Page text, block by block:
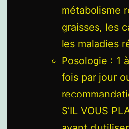
métabolisme
graisses, les
les maladies
Posologie : 1
fois par jour
S’IL VOUS